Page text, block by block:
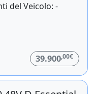
del Veicolo: -
39.900,00€